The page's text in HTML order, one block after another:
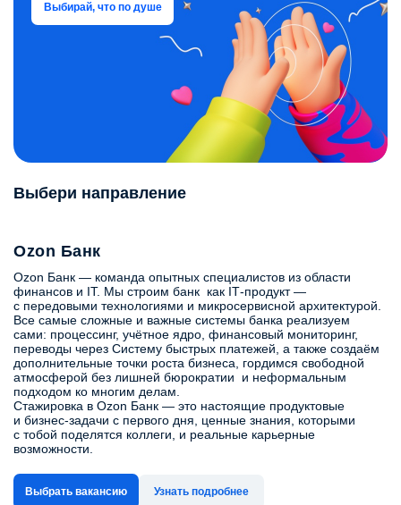
Выбирай, что по душе
Выбери направление
Ozon Банк
Ozon Банк — команда опытных специалистов из области
финансов и IT. Мы строим банк как IT‑продукт —
с передовыми технологиями и микросервисной архитектурой.
Все самые сложные и важные системы банка реализуем
сами: процессинг, учётное ядро, финансовый мониторинг,
переводы через Систему быстрых платежей, а также создаём
дополнительные точки роста бизнеса, гордимся свободной
атмосферой без лишней бюрократии и неформальным
подходом ко многим делам.
Стажировка в Ozon Банк — это настоящие продуктовые
и бизнес-задачи с первого дня, ценные знания, которыми
с тобой поделятся коллеги, и реальные карьерные
возможности.
Выбрать вакансию Узнать подробнее